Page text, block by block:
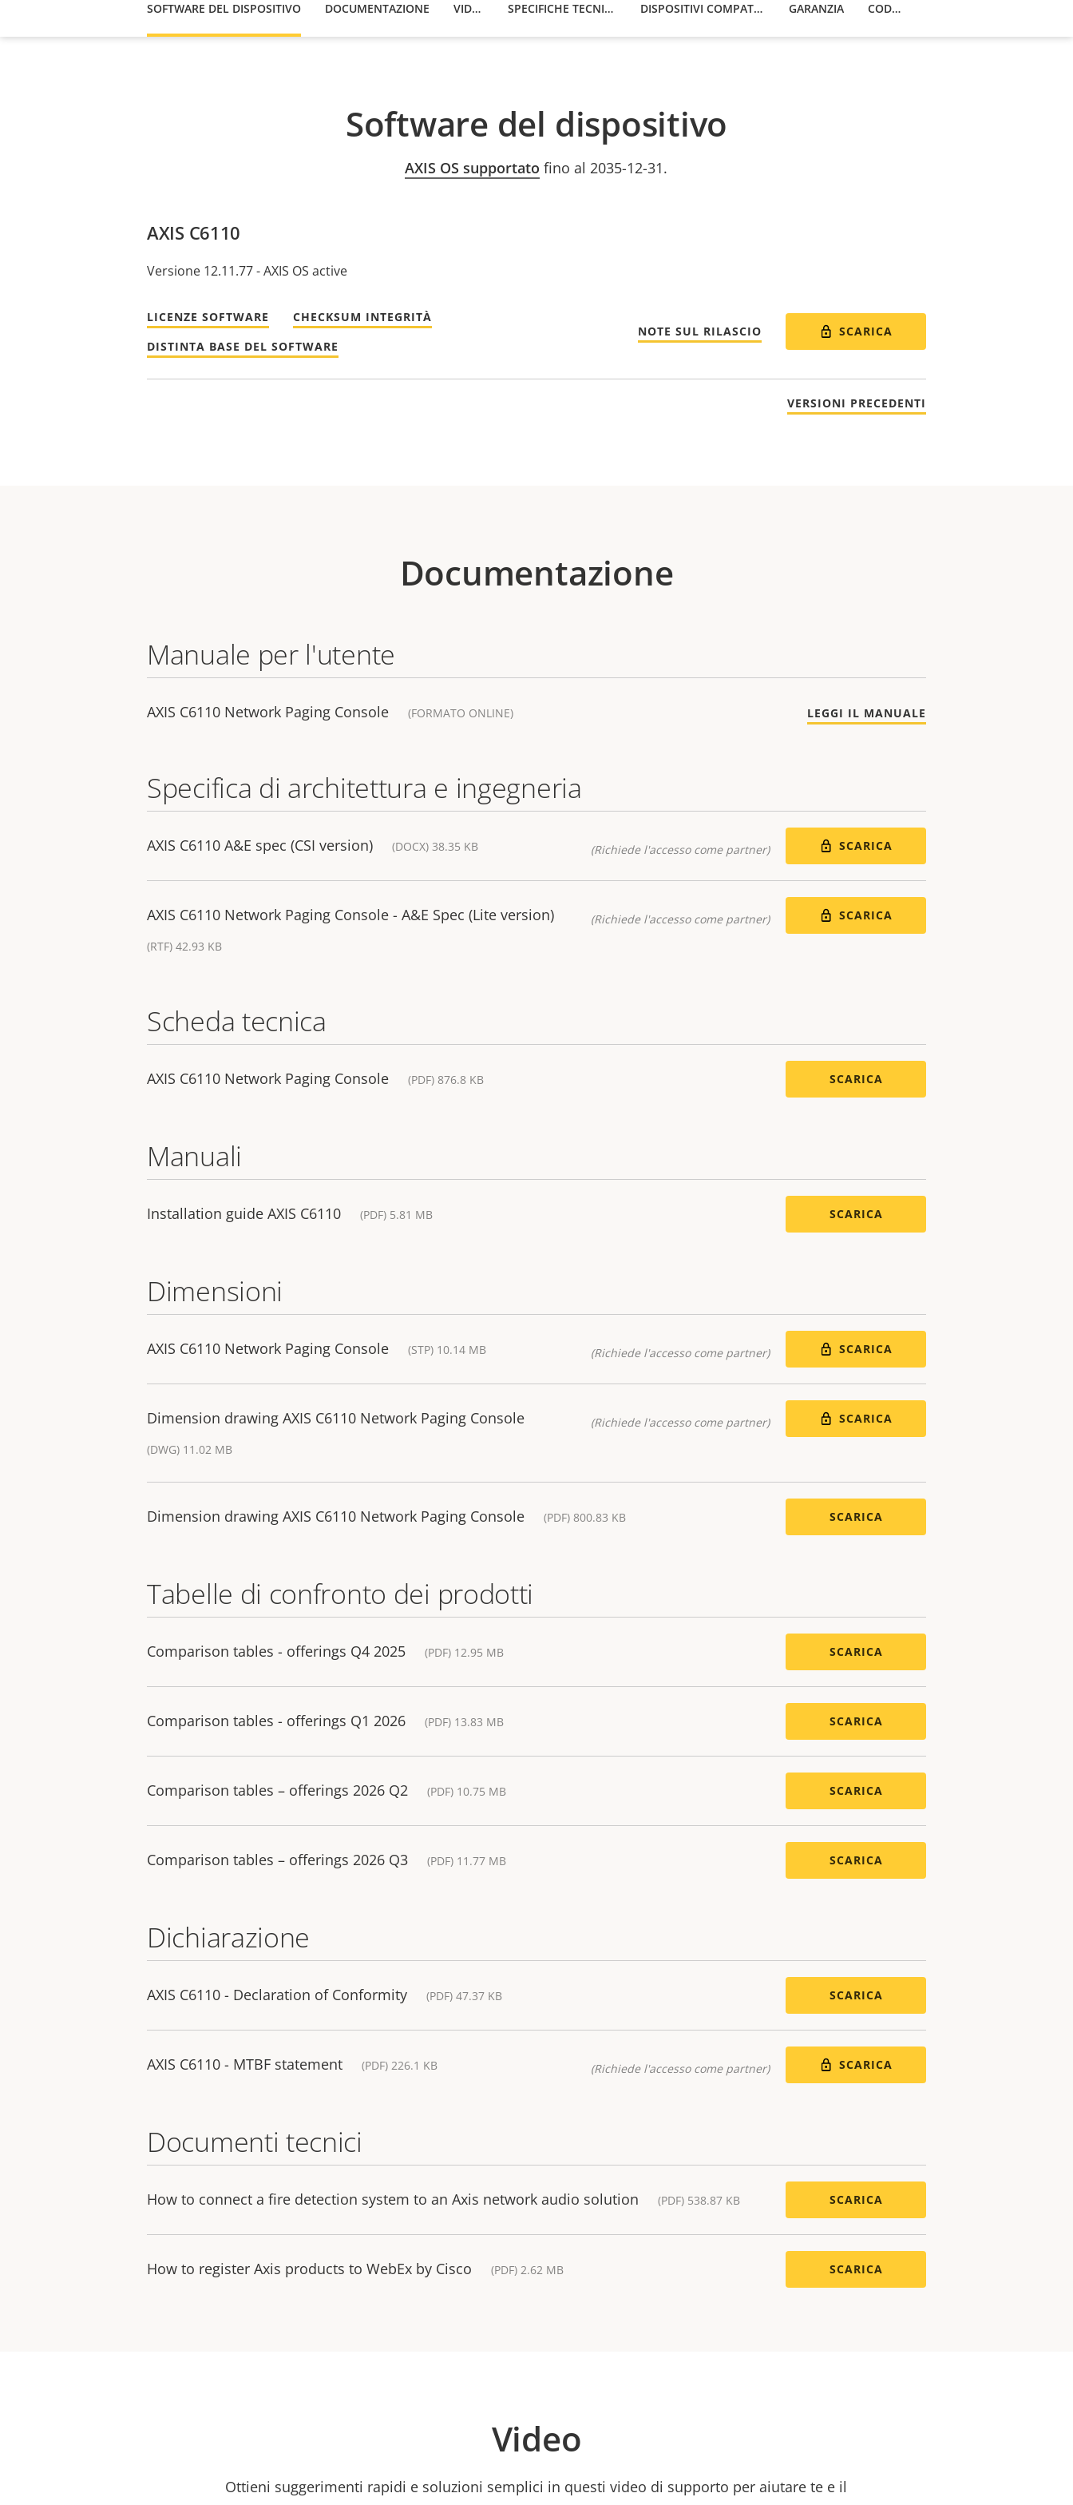
SOFTWARE DEL DISPOSITIVO DOCUMENTAZIONE VIDEO SPECIFICHE TECNICHE DISPOSITIVI COMPATIBILI GARANZIA CODICI
Software del dispositivo
AXIS OS supportato fino al 2035-12-31.
AXIS C6110
Versione 12.11.77 - AXIS OS active
LICENZE SOFTWARE
CHECKSUM INTEGRITÀ
DISTINTA BASE DEL SOFTWARE
NOTE SUL RILASCIO SCARICA
VERSIONI PRECEDENTI
Documentazione
Manuale per l'utente
AXIS C6110 Network Paging Console (FORMATO ONLINE) LEGGI IL MANUALE
Specifica di architettura e ingegneria
AXIS C6110 A&E spec (CSI version) (DOCX) 38.35 KB (Richiede l'accesso come partner) SCARICA
AXIS C6110 Network Paging Console - A&E Spec (Lite version)
(RTF) 42.93 KB
(Richiede l'accesso come partner) SCARICA
Scheda tecnica
AXIS C6110 Network Paging Console (PDF) 876.8 KB SCARICA
Manuali
Installation guide AXIS C6110 (PDF) 5.81 MB SCARICA
Dimensioni
AXIS C6110 Network Paging Console (STP) 10.14 MB (Richiede l'accesso come partner) SCARICA
Dimension drawing AXIS C6110 Network Paging Console
(DWG) 11.02 MB
(Richiede l'accesso come partner) SCARICA
Dimension drawing AXIS C6110 Network Paging Console (PDF) 800.83 KB SCARICA
Tabelle di confronto dei prodotti
Comparison tables - offerings Q4 2025 (PDF) 12.95 MB SCARICA
Comparison tables - offerings Q1 2026 (PDF) 13.83 MB SCARICA
Comparison tables – offerings 2026 Q2 (PDF) 10.75 MB SCARICA
Comparison tables – offerings 2026 Q3 (PDF) 11.77 MB SCARICA
Dichiarazione
AXIS C6110 - Declaration of Conformity (PDF) 47.37 KB SCARICA
AXIS C6110 - MTBF statement (PDF) 226.1 KB (Richiede l'accesso come partner) SCARICA
Documenti tecnici
How to connect a fire detection system to an Axis network audio solution (PDF) 538.87 KB SCARICA
How to register Axis products to WebEx by Cisco (PDF) 2.62 MB SCARICA
Video
Ottieni suggerimenti rapidi e soluzioni semplici in questi video di supporto per aiutare te e il